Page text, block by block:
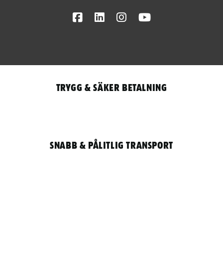
FacebookLinkedInInstagram
Trygg & säker betalning
Snabb & pålitlig transport